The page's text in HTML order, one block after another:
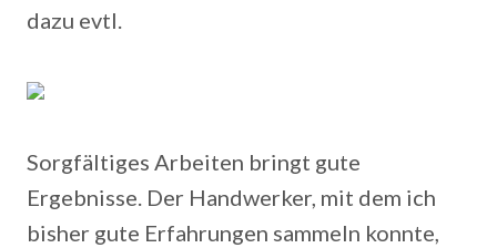
dazu evtl.
Sorgfältiges Arbeiten bringt gute
Ergebnisse. Der Handwerker, mit dem ich
bisher gute Erfahrungen sammeln konnte,